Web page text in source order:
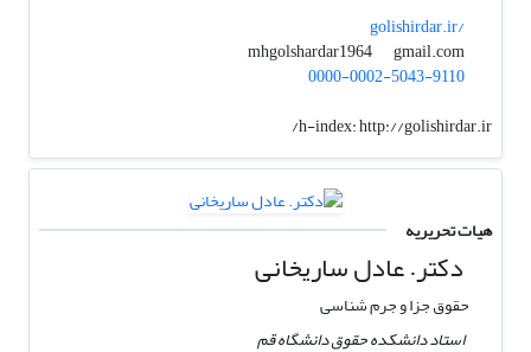
golishirdar.ir/
mhgolshardar1964
gmail.com
0000-0002-5043-9110
h-index:http://golishirdar.ir/
هیات تحریریه
دکتر. عادل ساریخانی
حقوق جزا و جرم شناسی
استاد دانشکده حقوق دانشگاه قم